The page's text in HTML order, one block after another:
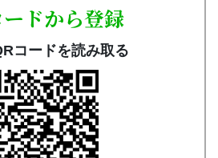
ドから登録
コードを読み取る